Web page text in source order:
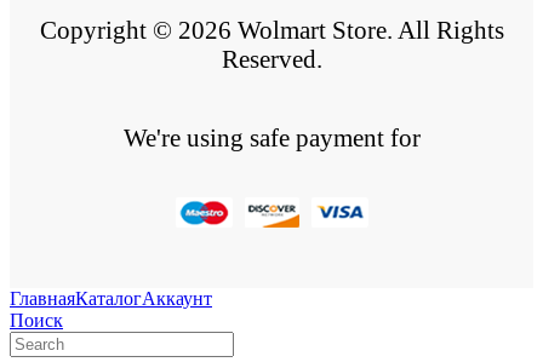
Copyright © 2026 Wolmart Store. All Rights
Reserved.
We're using safe payment for
ГлавнаяКаталогАккаунт
Поиск